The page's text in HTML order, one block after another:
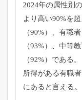
2024年の属性別
より高い90%を
（90%）、有職
（93%）、中等
（92%）である
所得がある有職
にあると言える。